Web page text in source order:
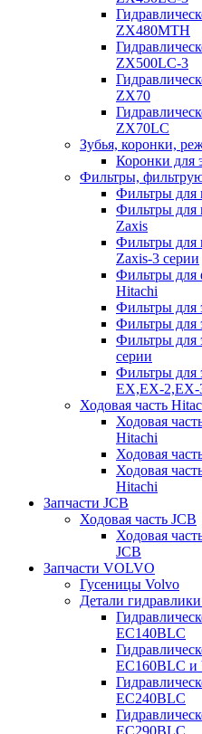
ZX480MTH
ZX500LC-3
ZX70
ZX70LC
Зубья, коронки,
Коронки для
Фильтры,
Фильтры для
Фильтры для
Zaxis
Фильтры для
Zaxis-3 серии
Фильтры для
Hitachi
Фильтры для
Фильтры для
Фильтры для
серии
Фильтры для
EX,EX-2,EX-
Ходовая часть
Ходовая
Hitachi
Ходовая
Ходовая
Hitachi
Запчасти JCB
Ходовая часть JCB
Ходовая
JCB
Запчасти VOLVO
Гусеницы Volvo
Детали
EC140BLC
EC160BLC и
EC240BLC
EC290BLC